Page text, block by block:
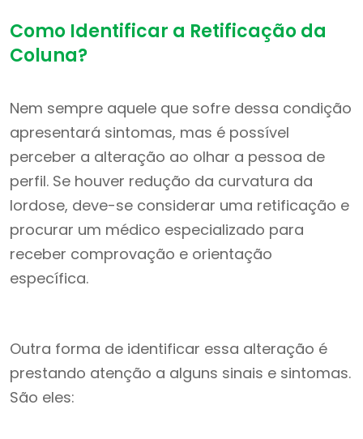
Como Identificar a Retificação da
Coluna?
Nem sempre aquele que sofre dessa condição
apresentará sintomas, mas é possível
perceber a alteração ao olhar a pessoa de
perfil. Se houver redução da curvatura da
lordose, deve-se considerar uma retificação e
procurar um médico especializado para
receber comprovação e orientação
específica.
Outra forma de identificar essa alteração é
prestando atenção a alguns sinais e sintomas.
São eles: